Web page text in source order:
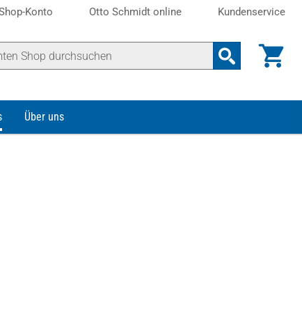
Konto Otto Schmidt online Kundenservice
Über uns